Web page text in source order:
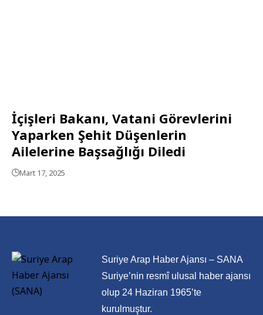
İçişleri Bakanı, Vatani Görevlerini
Yaparken Şehit Düşenlerin
Ailelerine Başsağlığı Diledi
Mart 17, 2025
Suriye Arap Haber Ajansı – SANA
Suriye’nin resmî ulusal haber ajansı
olup 24 Haziran 1965’te
kurulmuştur.